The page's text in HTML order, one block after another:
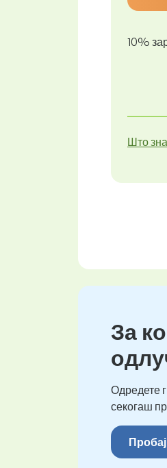
10%
Што
За
Одредете
секогаш